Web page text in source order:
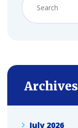
Archives
July 2026